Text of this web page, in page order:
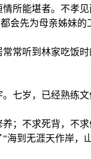
能堪者。不孝
会先为母亲姊妹
常听到林家吃饭
七岁，已经熟练
；不求死背，不
到无涯天作岸